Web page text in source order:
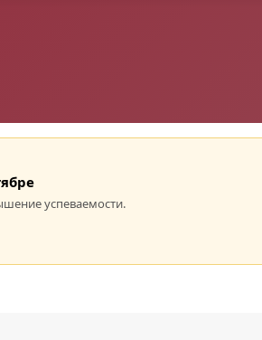
успеваемости.